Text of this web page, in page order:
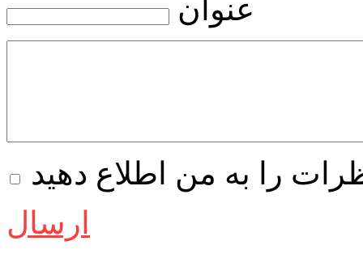
عنوان
را به من اطلاع دهید
ارسال